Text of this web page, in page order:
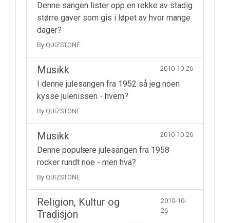
Denne sangen lister opp en rekke av stadig
større gaver som gis i løpet av hvor mange
dager?
By QUIZSTONE
Musikk 2010-10-26
I denne julesangen fra 1952 så jeg noen
kysse julenissen - hvem?
By QUIZSTONE
Musikk 2010-10-26
Denne populære julesangen fra 1958
rocker rundt noe - men hva?
By QUIZSTONE
Religion, Kultur og
Tradisjon
2010-10-
26